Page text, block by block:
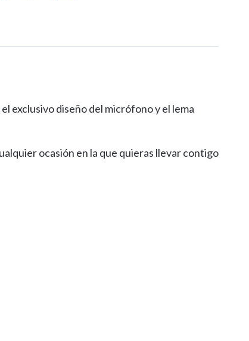
exclusivo diseño del micrófono y el lema
ocasión en la que quieras llevar contigo